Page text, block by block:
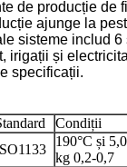
de producție de
ajunge la
sisteme includ 6
irigații și
specificații.
Condiții
190°C și 5,0
kg 0,2-0,7